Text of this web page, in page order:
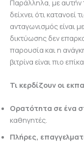
Παράλληλα, με
δείχνει ότι κατανοεί
ανταγωνισμός είναι
δικτύωσης δεν
παρουσία και η
βιτρίνα είναι πιο
Τι κερδίζουν οι
Ορατότητα σε ένα
καθηγητές.
Πλήρες,